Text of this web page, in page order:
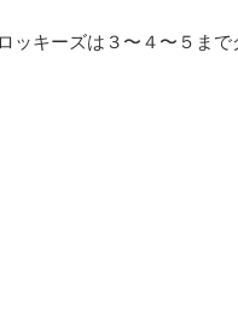
ッキーズは３〜４〜５まで